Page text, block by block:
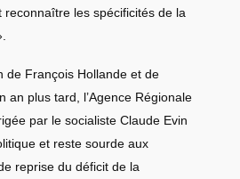
reconnaître les spécificités de la
de François Hollande et de
an plus tard, l’Agence Régionale
par le socialiste Claude Evin
et reste sourde aux
reprise du déficit de la